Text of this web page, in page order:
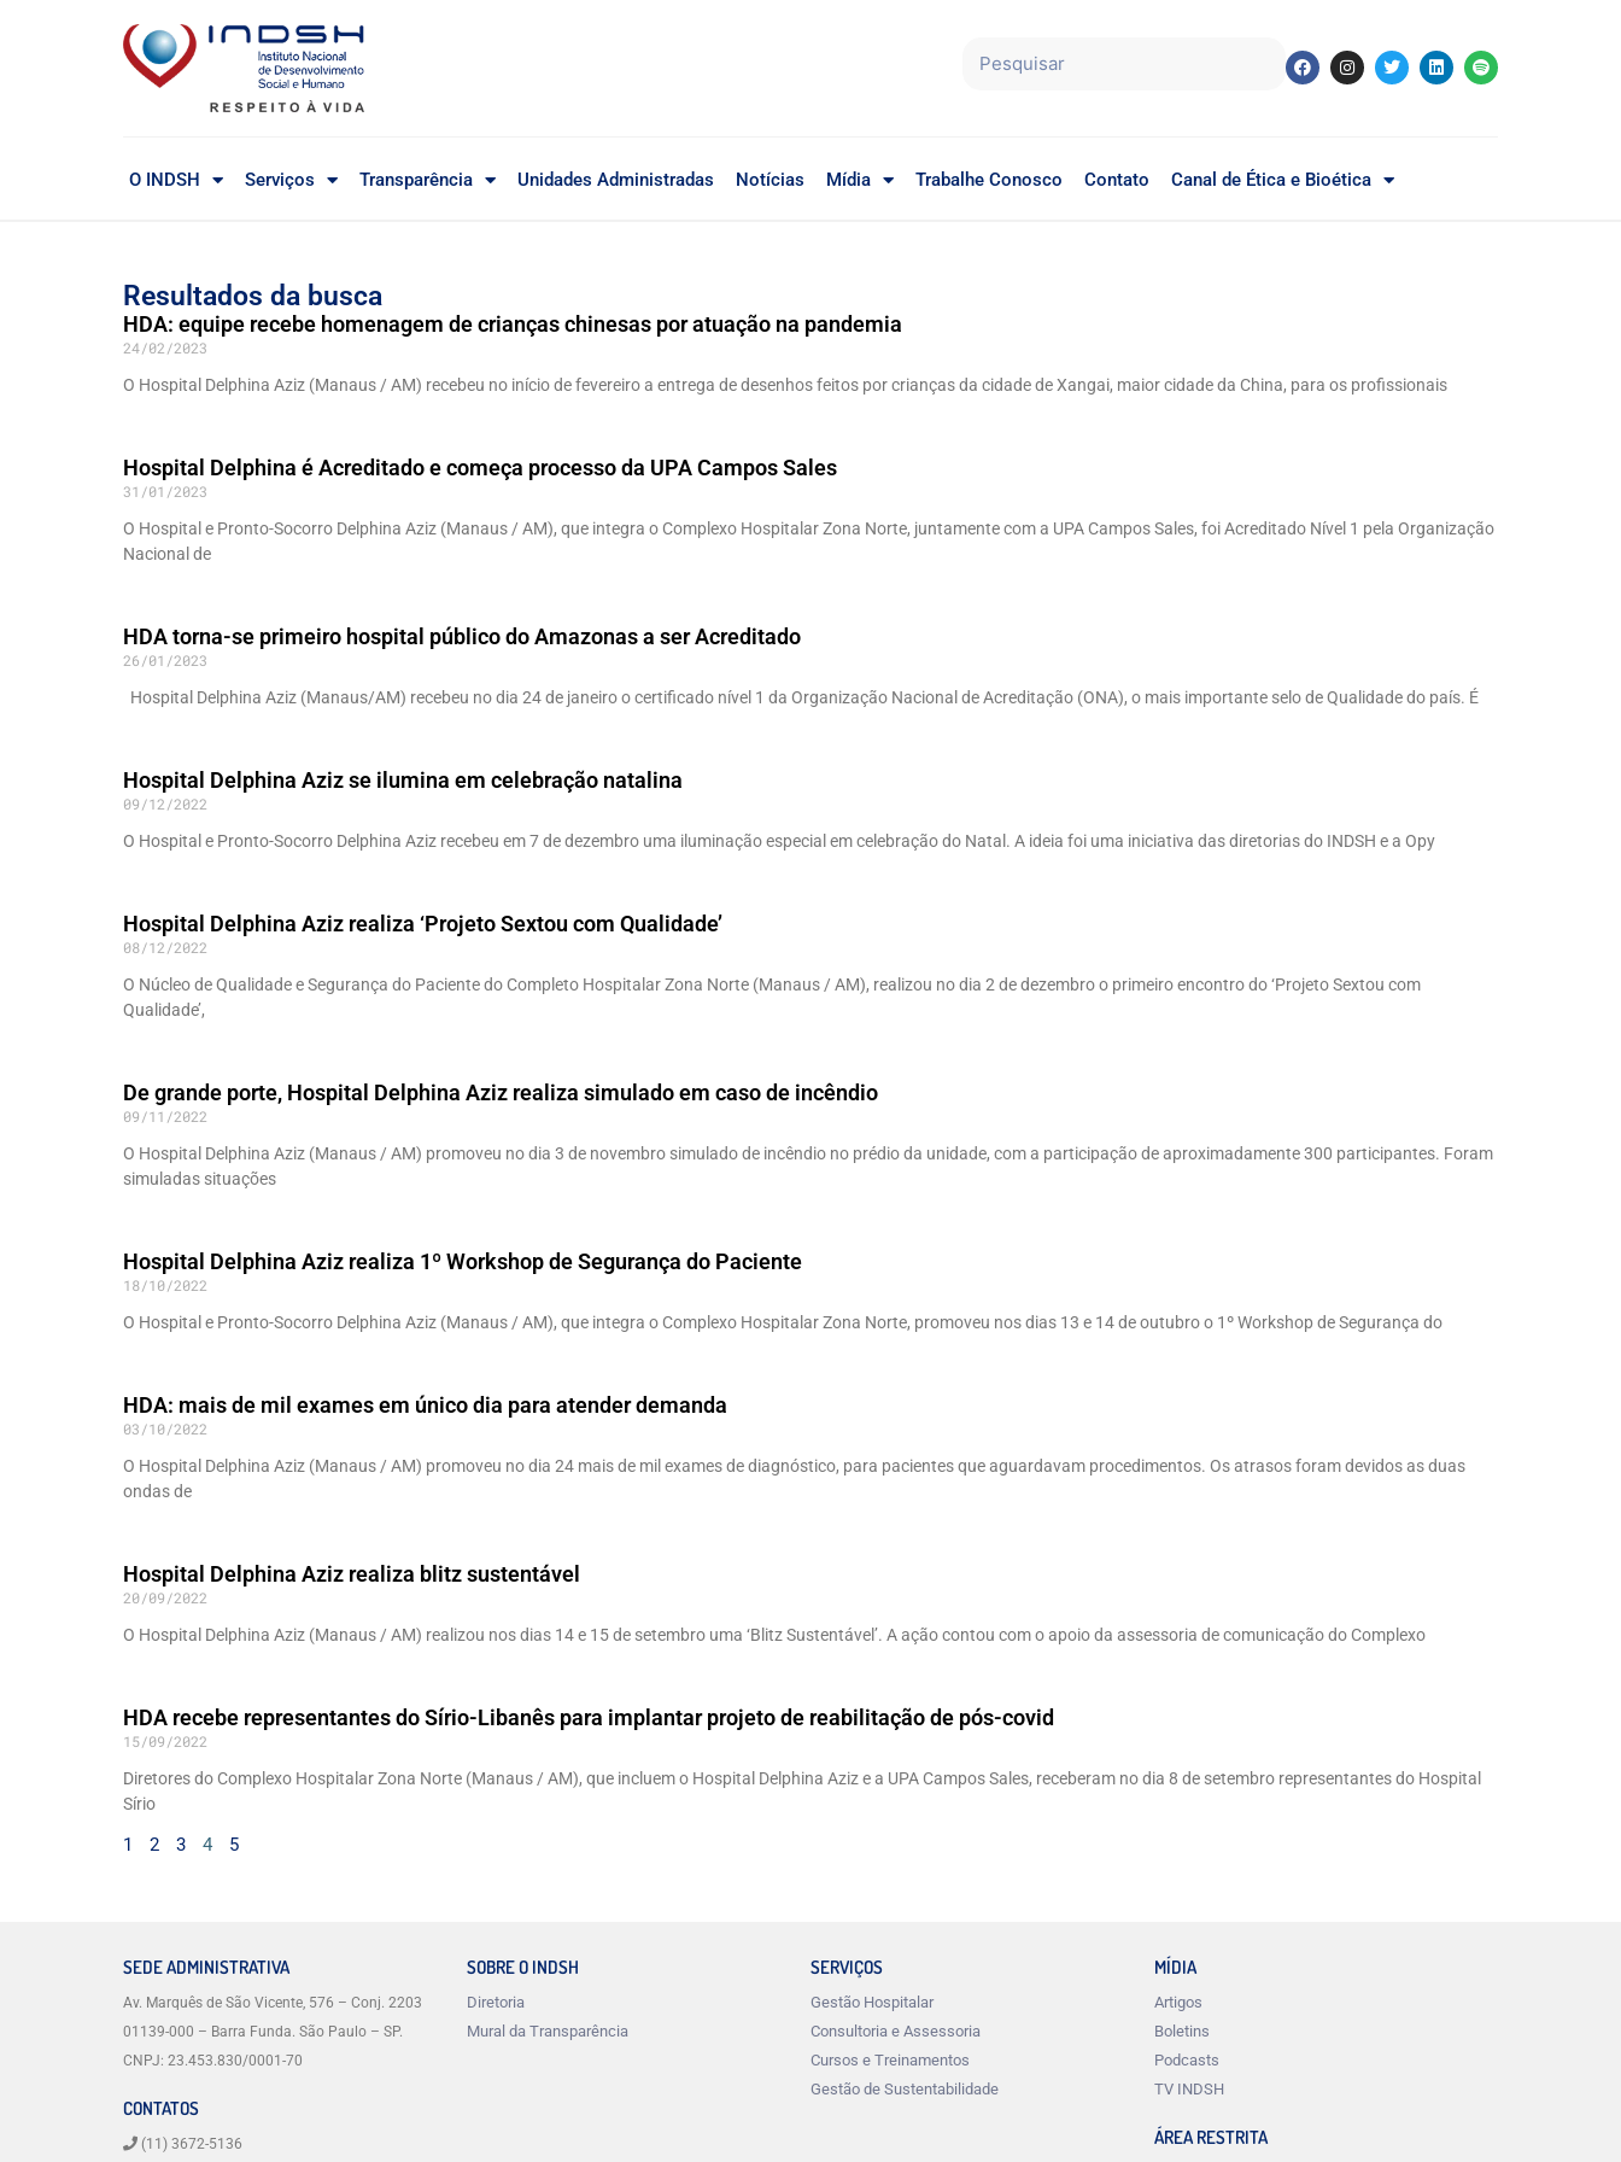
O INDSH Serviços Transparência Unidades Administradas Notícias Mídia Trabalhe Conosco Contato Canal de Ética e Bioética
Resultados da busca
HDA: equipe recebe homenagem de crianças chinesas por atuação na pandemia
24/02/2023
O Hospital Delphina Aziz (Manaus / AM) recebeu no início de fevereiro a entrega de desenhos feitos por crianças da cidade de Xangai, maior cidade da China, para os profissionais
Hospital Delphina é Acreditado e começa processo da UPA Campos Sales
31/01/2023
O Hospital e Pronto-Socorro Delphina Aziz (Manaus / AM), que integra o Complexo Hospitalar Zona Norte, juntamente com a UPA Campos Sales, foi Acreditado Nível 1 pela Organização
Nacional de
HDA torna-se primeiro hospital público do Amazonas a ser Acreditado
26/01/2023
Hospital Delphina Aziz (Manaus/AM) recebeu no dia 24 de janeiro o certificado nível 1 da Organização Nacional de Acreditação (ONA), o mais importante selo de Qualidade do país. É
Hospital Delphina Aziz se ilumina em celebração natalina
09/12/2022
O Hospital e Pronto-Socorro Delphina Aziz recebeu em 7 de dezembro uma iluminação especial em celebração do Natal. A ideia foi uma iniciativa das diretorias do INDSH e a Opy
Hospital Delphina Aziz realiza ‘Projeto Sextou com Qualidade’
08/12/2022
O Núcleo de Qualidade e Segurança do Paciente do Completo Hospitalar Zona Norte (Manaus / AM), realizou no dia 2 de dezembro o primeiro encontro do ‘Projeto Sextou com
Qualidade’,
De grande porte, Hospital Delphina Aziz realiza simulado em caso de incêndio
09/11/2022
O Hospital Delphina Aziz (Manaus / AM) promoveu no dia 3 de novembro simulado de incêndio no prédio da unidade, com a participação de aproximadamente 300 participantes. Foram
simuladas situações
Hospital Delphina Aziz realiza 1º Workshop de Segurança do Paciente
18/10/2022
O Hospital e Pronto-Socorro Delphina Aziz (Manaus / AM), que integra o Complexo Hospitalar Zona Norte, promoveu nos dias 13 e 14 de outubro o 1º Workshop de Segurança do
HDA: mais de mil exames em único dia para atender demanda
03/10/2022
O Hospital Delphina Aziz (Manaus / AM) promoveu no dia 24 mais de mil exames de diagnóstico, para pacientes que aguardavam procedimentos. Os atrasos foram devidos as duas
ondas de
Hospital Delphina Aziz realiza blitz sustentável
20/09/2022
O Hospital Delphina Aziz (Manaus / AM) realizou nos dias 14 e 15 de setembro uma ‘Blitz Sustentável’. A ação contou com o apoio da assessoria de comunicação do Complexo
HDA recebe representantes do Sírio-Libanês para implantar projeto de reabilitação de pós-covid
15/09/2022
Diretores do Complexo Hospitalar Zona Norte (Manaus / AM), que incluem o Hospital Delphina Aziz e a UPA Campos Sales, receberam no dia 8 de setembro representantes do Hospital
Sírio
1 2 3 4 5
SEDE ADMINISTRATIVA
Av. Marquês de São Vicente, 576 – Conj. 2203
01139-000 – Barra Funda. São Paulo – SP.
CNPJ: 23.453.830/0001-70
CONTATOS
(11) 3672-5136
SOBRE O INDSH
Diretoria
Mural da Transparência
SERVIÇOS
Gestão Hospitalar
Consultoria e Assessoria
Cursos e Treinamentos
Gestão de Sustentabilidade
MÍDIA
Artigos
Boletins
Podcasts
TV INDSH
ÁREA RESTRITA